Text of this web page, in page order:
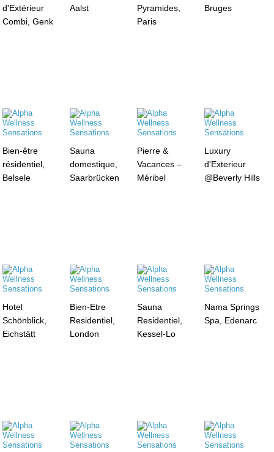
d'Extérieur
Combi, Genk
Aalst
Pyramides,
Paris
Bruges
Bien-être
résidentiel,
Belsele
Sauna
domestique,
Saarbrücken
Pierre &
Vacances –
Méribel
Luxury
d'Exterieur
@Beverly Hills
Hotel
Schönblick,
Eichstätt
Bien-Etre
Residentiel,
London
Sauna
Residentiel,
Kessel-Lo
Nama Springs
Spa, Edenarc